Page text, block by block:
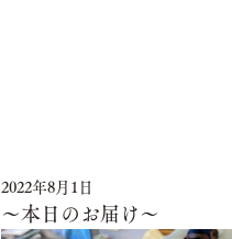
2022年8月1日
～本日のお届け～